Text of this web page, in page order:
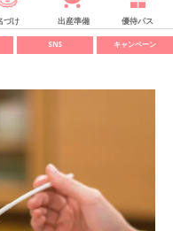
づけ 出産準備 優待パス
SNS キャンペーン